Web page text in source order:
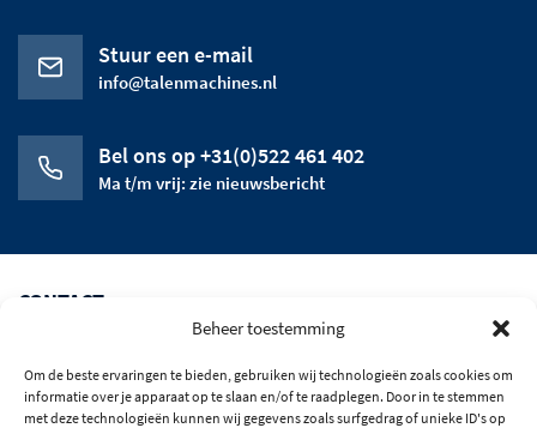
Beheer toestemming
Om de beste ervaringen te bieden, gebruiken wij technologieën zoals cookies om
informatie over je apparaat op te slaan en/of te raadplegen. Door in te stemmen
met deze technologieën kunnen wij gegevens zoals surfgedrag of unieke ID's op
Stuur een e-mail
info@talenmachines.nl
Bel ons op +31(0)522 461 402
Ma t/m vrij: zie nieuwsbericht
CONTACT
HET BEDRIJF